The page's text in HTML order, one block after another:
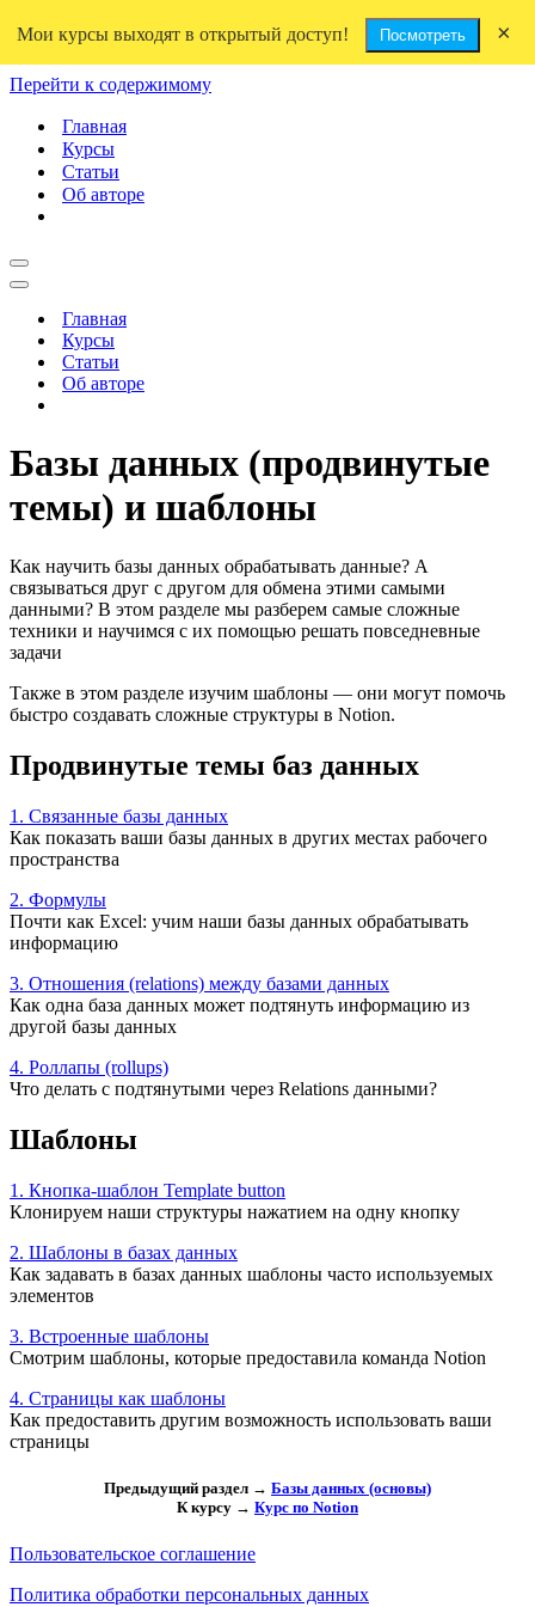
Перейти к содержимому
Главная
Курсы
Статьи
Об авторе
Меню
навигации
Меню
навигацииГлавная
Курсы
Статьи
Об авторе
Базы данных (продвинутые
темы) и шаблоны
Как научить базы данных обрабатывать данные? А
связываться друг с другом для обмена этими самыми
данными? В этом разделе мы разберем самые сложные
техники и научимся с их помощью решать повседневные
задачи
Также в этом разделе изучим шаблоны — они могут помочь
быстро создавать сложные структуры в Notion.
Продвинутые темы баз данных
1. Связанные базы данных
Как показать ваши базы данных в других местах рабочего
пространства
2. Формулы
Почти как Excel: учим наши базы данных обрабатывать
информацию
3. Отношения (relations) между базами данных
Как одна база данных может подтянуть информацию из
другой базы данных
4. Роллапы (rollups)
Что делать с подтянутыми через Relations данными?
Шаблоны
1. Кнопка-шаблон Template button
Клонируем наши структуры нажатием на одну кнопку
2. Шаблоны в базах данных
Как задавать в базах данных шаблоны часто используемых
элементов
3. Встроенные шаблоны
Смотрим шаблоны, которые предоставила команда Notion
4. Страницы как шаблоны
Как предоставить другим возможность использовать ваши
страницы
Предыдущий раздел → Базы данных (основы)
К курсу → Курс по Notion
Пользовательское соглашение
Политика обработки персональных данных
Мои курсы выходят в открытый доступ! Посмотреть ×